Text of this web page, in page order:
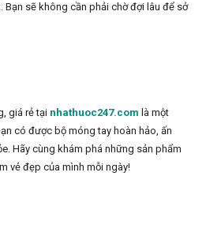
Bạn sẽ không cần phải chờ đợi lâu để sở
giá rẻ tại nhathuoc247.com là một
có được bộ móng tay hoàn hảo, ấn
Hãy cùng khám phá những sản phẩm
vẻ đẹp của mình mỗi ngày!